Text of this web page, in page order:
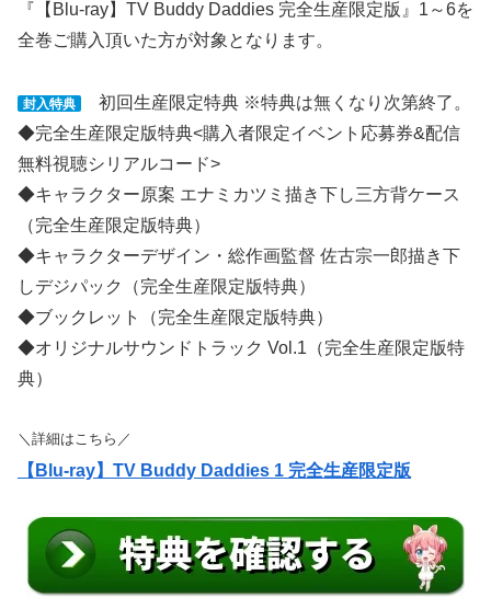
『【Blu-ray】TV Buddy Daddies 完全生産限定版』1～6を
全巻ご購入頂いた方が対象となります。
封入特典 初回生産限定特典 ※特典は無くなり次第終了。
◆完全生産限定版特典<購入者限定イベント応募券&配信
無料視聴シリアルコード>
◆キャラクター原案 エナミカツミ描き下し三方背ケース
（完全生産限定版特典）
◆キャラクターデザイン・総作画監督 佐古宗一郎描き下
しデジパック（完全生産限定版特典）
◆ブックレット（完全生産限定版特典）
◆オリジナルサウンドトラック Vol.1（完全生産限定版特
典）
＼詳細はこちら／
【Blu-ray】TV Buddy Daddies 1 完全生産限定版